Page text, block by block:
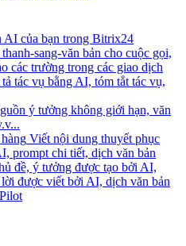
AI của bạn trong Bitrix24
sang-văn bản cho cuộc gọi,
các trường trong các giao dịch
tác vụ bằng AI, tóm tắt tác vụ,
ý tưởng không giới hạn, văn
Viết nội dung thuyết phục
prompt chi tiết, dịch văn bản
đề, ý tưởng được tạo bởi AI,
được viết bởi AI, dịch văn bản